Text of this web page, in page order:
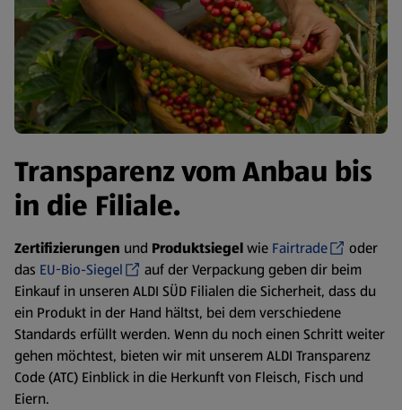
Transparenz vom Anbau bis
in die Filiale.
Zertifizierungen und Produktsiegelwie Fairtrade
oder
das EU-Bio-Siegel
auf der Verpackung geben dir beim
Einkauf in unseren ALDI SÜD Filialen die Sicherheit, dass du
ein Produkt in der Hand hältst, bei dem verschiedene
Standards erfüllt werden. Wenn du noch einen Schritt weiter
gehen möchtest, bieten wir mit unserem ALDI Transparenz
Code (ATC) Einblick in die Herkunft von Fleisch, Fisch und
Eiern.